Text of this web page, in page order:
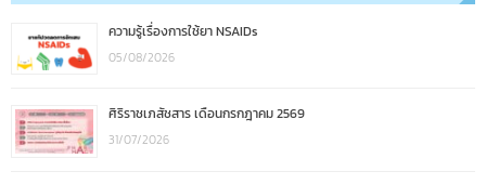
ความรู้เรื่องการใช้ยา NSAIDs
05/08/2026
ศิริราชเภสัชสาร เดือนกรกฎาคม 2569
31/07/2026